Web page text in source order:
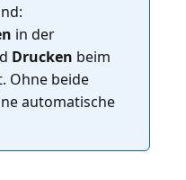
in der
Drucken beim
Ohne beide
automatische